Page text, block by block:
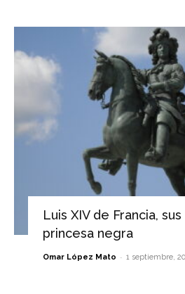
Luis XIV de Francia,
princesa negra
Omar López Mato - 1 septiembre,